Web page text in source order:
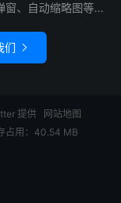
窗、自动缩略图等...
们 
提供
网站地图
占用：40.54 MB